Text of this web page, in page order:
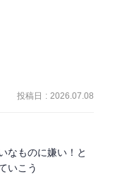
投稿日 : 2026.07.08
なものに嫌い！と
いこう